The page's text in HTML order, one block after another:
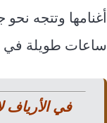
أغنامها وتتجه
ساعات طويلة في
في الأرياف